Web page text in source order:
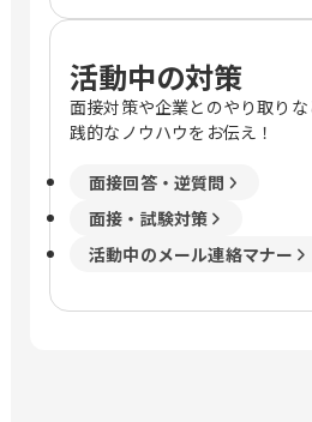
活動中の対策
面接対策や企業とのやり取り
践的なノウハウをお伝え！
面接回答・逆質問
面接・試験対策
活動中のメール連絡マナー